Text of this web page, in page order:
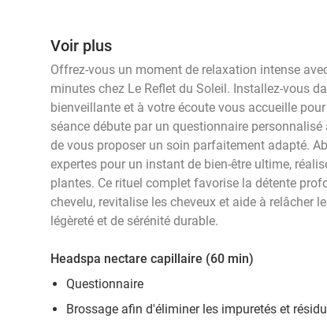
Voir plus
Offrez-vous un moment de relaxation intense
minutes chez Le Reflet du Soleil. Installez-vous
bienveillante et à votre écoute vous accueille
séance débute par un questionnaire
de vous proposer un soin parfaitement adapté.
expertes pour un instant de bien-être ultime,
plantes. Ce rituel complet favorise la détente
chevelu, revitalise les cheveux et aide à relâcher
légèreté et de sérénité durable.
Headspa nectare capillaire (60 min)
Questionnaire
Brossage afin d'éliminer les impuretés et